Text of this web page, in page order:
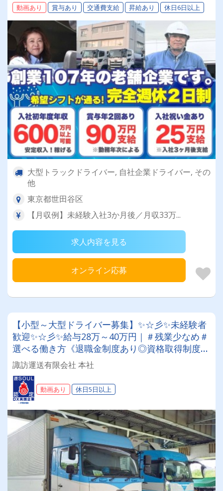
動画あり 賞与あり 交通費支給 昇給あり 休日6日以上
大型トラックドライバー, 自社企業ドライバー, その
他
東京都世田谷区
【月収例】未経験入社3か月後／月収33万...
求人内容を見る
オンライン応募
【小型～大型ドライバー募集】✨☆彡✨未経験者
歓迎✨☆彡✨給与28万～40万円｜＃残業少なめ＃
選べる働き方《退職金制度あり◎資格取得制度
◎》定着率抜群の安定企業で正社員として働きま
せんか？
諏訪運送有限会社 本社
動画あり 休日5日以上